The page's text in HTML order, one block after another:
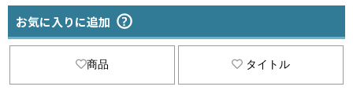
お気に入りに追加
商品 タイトル